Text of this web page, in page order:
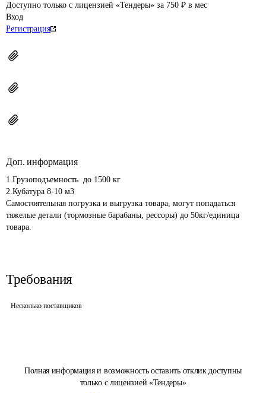
Полная информация и возможность оставить отклик доступны
только с лицензией «Тендеры»
Доступно только с лицензией «Тендеры» за 750 ₽ в мес
Вход
Регистрация
Доп. информация
1.Грузоподъемность  до 1500 кг
2.Кубатура 8-10 м3
Самостоятельная погрузка и выгрузка товара, могут попадаться
тяжелые детали (тормозные барабаны, рессоры) до 50кг/единица
товара.
Требования
Несколько поставщиков